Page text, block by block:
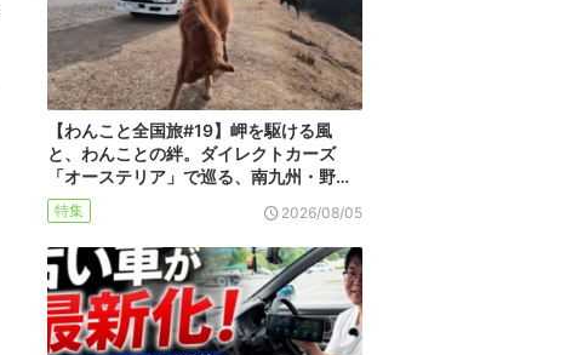
【わんこと全国旅#19】岬を駆ける風
と、わんことの絆。ダイレクトカーズ
「オーステリア」で巡る、南九州・野…
特集 2026/08/05